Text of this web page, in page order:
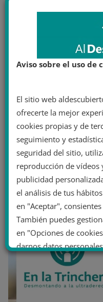
Aviso sobre el uso de
El sitio web
ofrecerte la mejor
cookies propias y de
seguimiento y
seguridad del sitio,
reproducción de vídeos
publicidad
el análisis de tus
en "Aceptar",
También puedes
en "Opciones de
darnos datos
último, puedes leer
No dar mi